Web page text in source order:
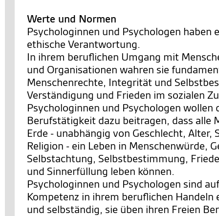
Werte und Normen
Psychologinnen und Psychologen haben
ethische Verantwortung.
In ihrem beruflichen Umgang mit
und Organisationen wahren sie
Menschenrechte, Integrität und
Verständigung und Frieden im sozialen
Psychologinnen und Psychologen wollen
Berufstätigkeit dazu beitragen, dass alle
Erde - unabhängig von Geschlecht, Alter,
Religion - ein Leben in Menschenwürde,
Selbstachtung, Selbstbestimmung,
und Sinnerfüllung leben können.
Psychologinnen und Psychologen sind
Kompetenz in ihrem beruflichen
und selbständig, sie üben ihren Freien